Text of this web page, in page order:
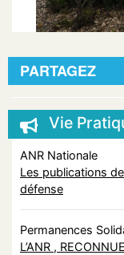
PARTAGEZ
Vie
ANR Nationale
Les publications
défense
Permanences
L’ANR ,